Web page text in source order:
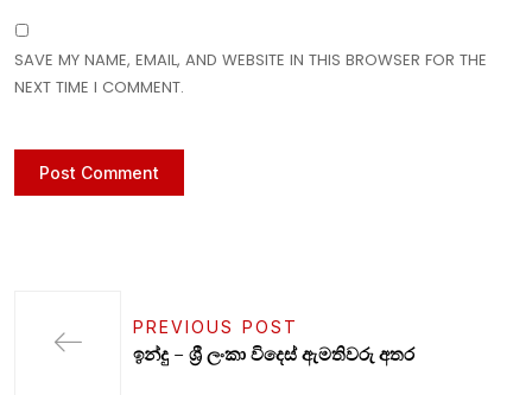
SAVE MY NAME, EMAIL, AND WEBSITE IN THIS BROWSER FOR THE
NEXT TIME I COMMENT.
PREVIOUS POST
ඉන්දු – ශ්‍රී ලංකා විදෙස් ඇමතිවරු අතර